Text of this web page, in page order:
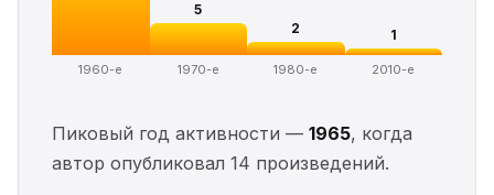
1960-е
5
1970-е
2
1980-е
1
2010-е
Пиковый год активности — 1965, когда
автор опубликовал 14 произведений.